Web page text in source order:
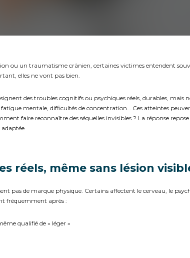
ou un traumatisme crânien, certaines victimes entendent
elles ne vont pas bien.
des troubles cognitifs ou psychiques réels, durables, mais
mentale, difficultés de concentration… Ces atteintes
faire reconnaître des séquelles invisibles ? La réponse
réels, même sans lésion
pas de marque physique. Certains affectent le cerveau, le
fréquemment après :
qualifié de « léger »